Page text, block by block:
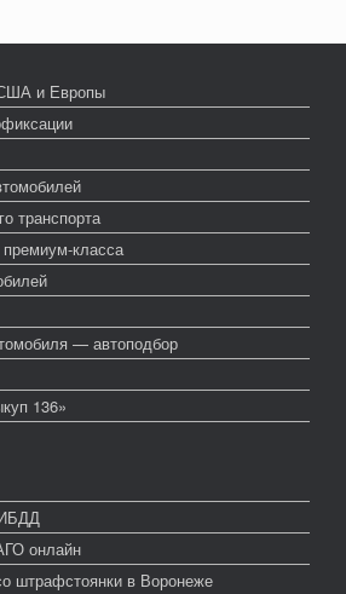
США и Европы
транспорта
класса
— автоподбор
136»
онлайн
штрафстоянки в Воронеже